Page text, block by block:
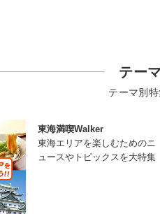
テー
テーマ別
東海満喫Walker
東海エリアを楽しむためのニ
ュースやトピックスを大特集